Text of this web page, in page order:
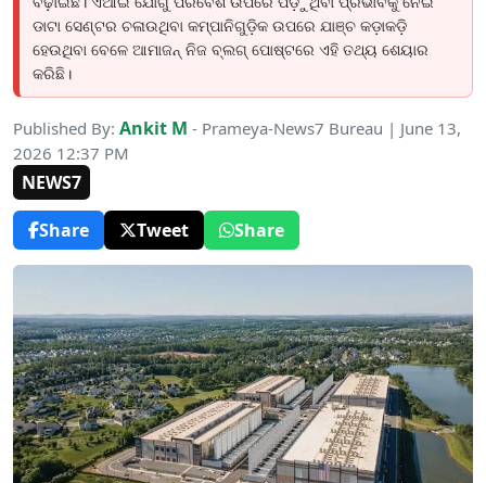
ଡାଟା ସେଣ୍ଟର ଚଳାଉଥିବା କମ୍ପାନିଗୁଡ଼ିକ ଉପରେ ଯାଞ୍ଚ କଡ଼ାକଡ଼ି
ହେଉଥିବା ବେଳେ ଆମାଜନ୍ ନିଜ ବ୍ଲଗ୍ ପୋଷ୍ଟରେ ଏହି ତଥ୍ୟ ଶେୟାର
କରିଛି।
Published By: Ankit M - Prameya-News7 Bureau | June 13,
2026 12:37 PM
NEWS7
Share
Tweet Share